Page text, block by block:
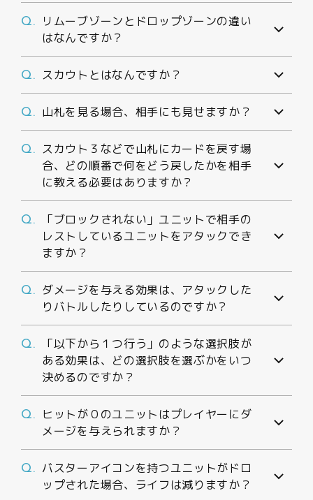
Q.
リムーブゾーンとドロップゾーンの違い
はなんですか？
Q. スカウトとはなんですか？
Q. 山札を見る場合、相手にも見せますか？
Q. スカウト３などで山札にカードを戻す場
合、どの順番で何をどう戻したかを相手
に教える必要はありますか？
Q.
「ブロックされない」ユニットで相手の
レストしているユニットをアタックでき
ますか？
Q. ダメージを与える効果は、アタックした
りバトルしたりしているのですか？
Q.
「以下から１つ行う」のような選択肢が
ある効果は、どの選択肢を選ぶかをいつ
決めるのですか？
Q.
ヒットが０のユニットはプレイヤーにダ
メージを与えられますか？
Q. バスターアイコンを持つユニットがドロ
ップされた場合、ライフは減りますか？